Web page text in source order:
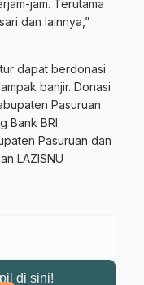
NU
terbaru langsung dari
jam. Terutama
dan lainnya,”
dapat berdonasi
banjir. Donasi
Pasuruan
Bank BRI
Pasuruan dan
LAZISNU
di sini!